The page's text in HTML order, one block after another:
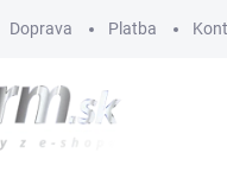
Doprava Platba